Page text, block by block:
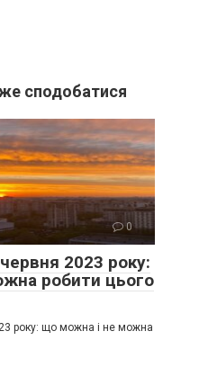
сподобатися
0
2023 року:
робити цього
року: що можна і не можна